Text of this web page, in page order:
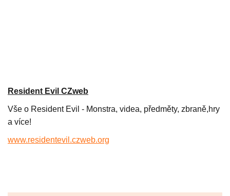
Resident Evil CZweb
Vše o Resident Evil - Monstra, videa, předměty, zbraně,hry
a více!
www.residentevil.czweb.org